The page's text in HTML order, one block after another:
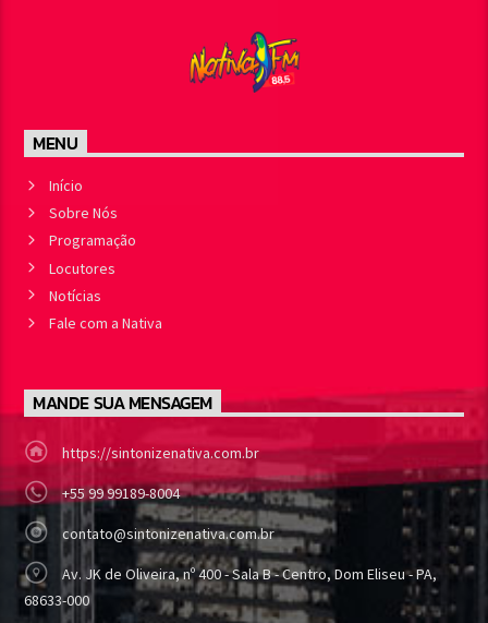
MENU
Início
Sobre Nós
Programação
Locutores
Notícias
Fale com a Nativa
MANDE SUA MENSAGEM
https://sintonizenativa.com.br
+55 99 99189-8004
contato@sintonizenativa.com.br
Av. JK de Oliveira, nº 400 - Sala B - Centro, Dom Eliseu - PA,
68633-000